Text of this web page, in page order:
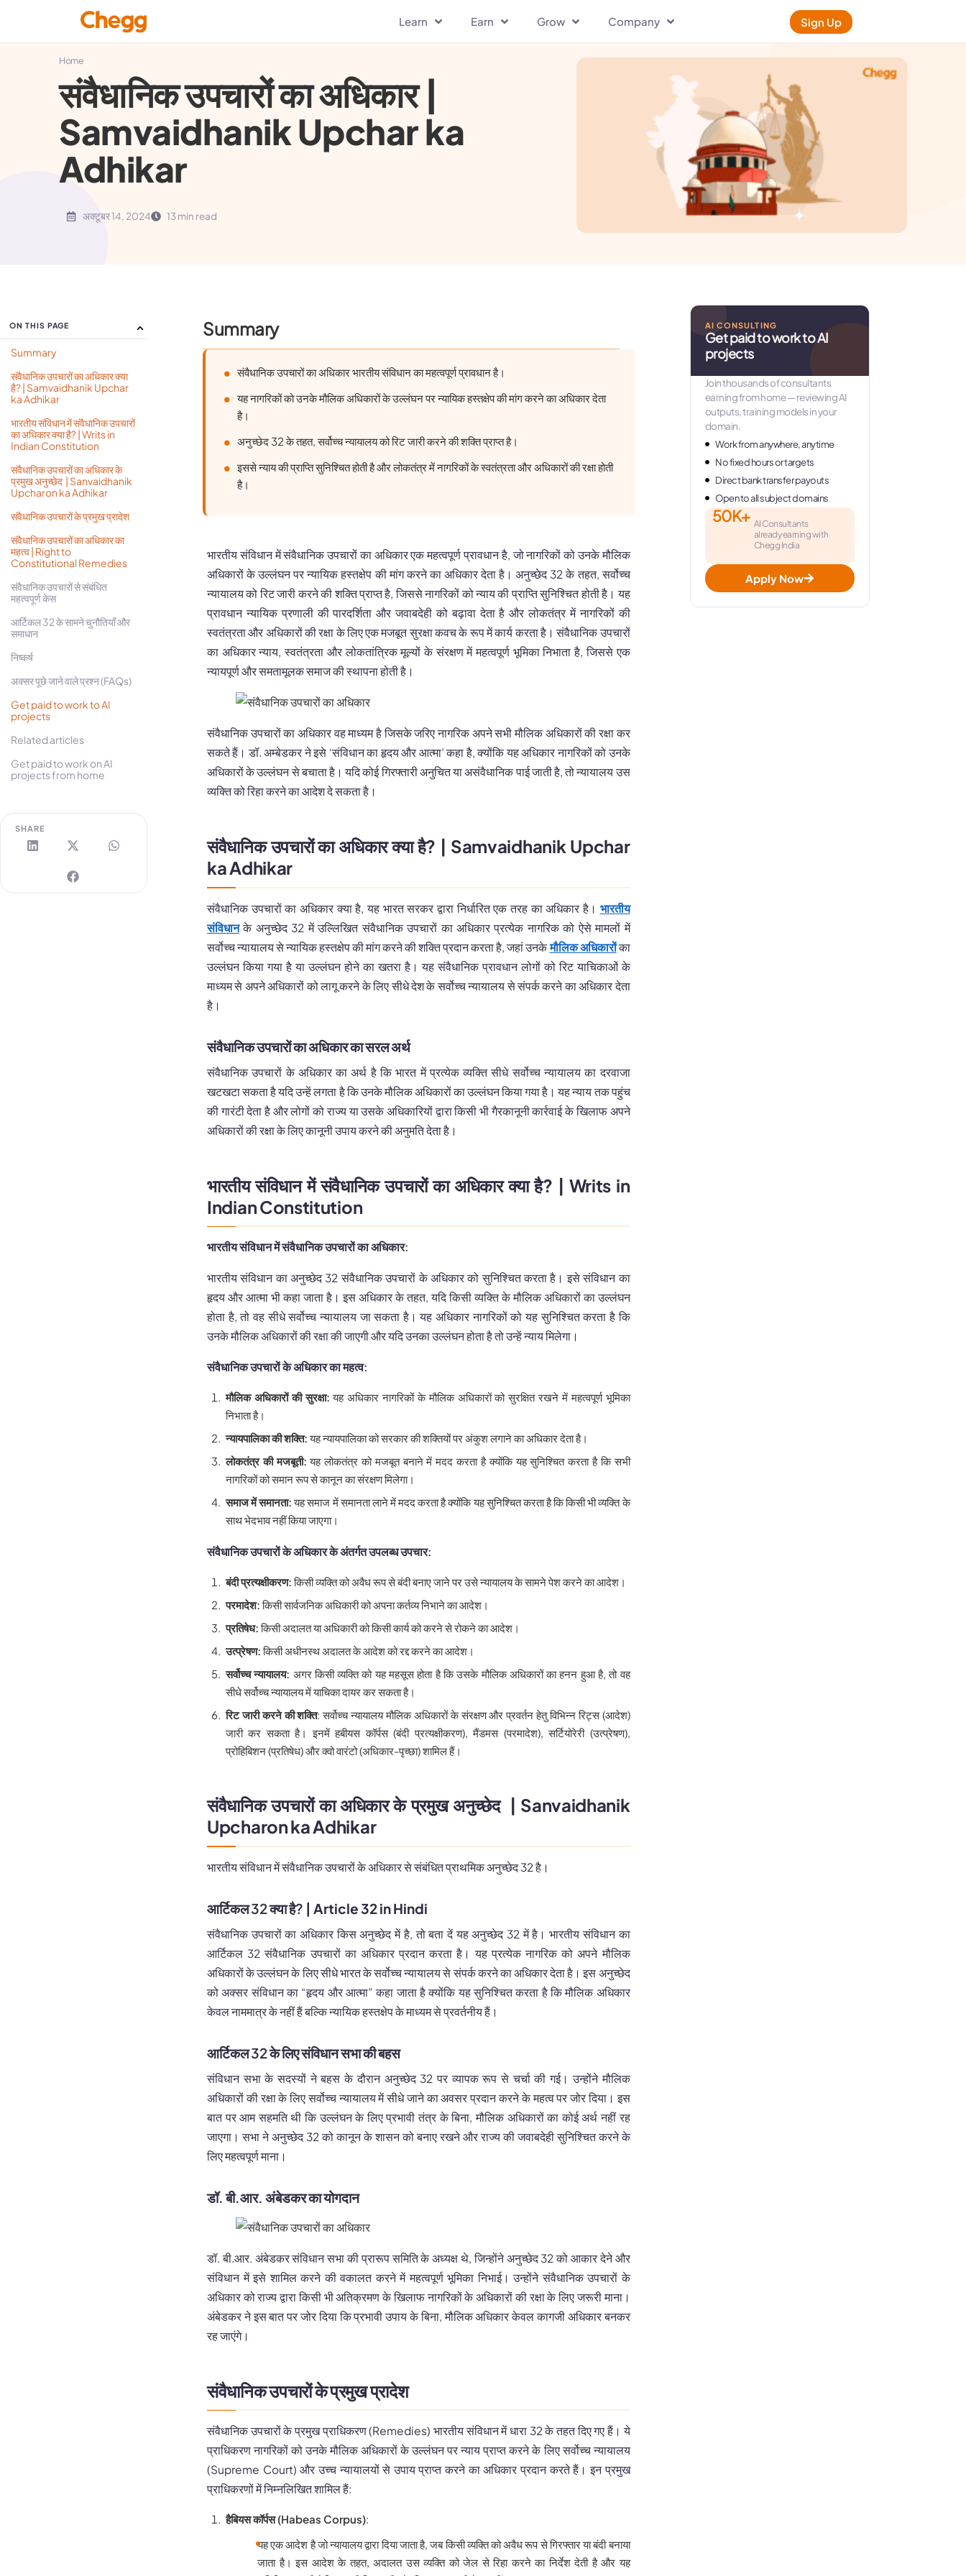
Learn Earn Grow Company Sign Up
Home
संवैधानिक उपचारों का अधिकार |
Samvaidhanik Upchar ka
Adhikar
अक्टूबर 14, 2024 13 min read
ON THIS PAGE
Summary
संवैधानिक उपचारों का अधिकार क्या
है? | Samvaidhanik Upchar
ka Adhikar
भारतीय संविधान में संवैधानिक उपचारों
का अधिकार क्या है? | Writs in
Indian Constitution
संवैधानिक उपचारों का अधिकार के
प्रमुख अनुच्छेद | Sanvaidhanik
Upcharon ka Adhikar
संवैधानिक उपचारों के प्रमुख प्रादेश
संवैधानिक उपचारों का अधिकार का
महत्व | Right to
Constitutional Remedies
संवैधानिक उपचारों से संबंधित
महत्वपूर्ण केस
आर्टिकल 32 के सामने चुनौतियाँ और
समाधान
निष्कर्ष
अक्सर पूछे जाने वाले प्रश्न (FAQs)
Get paid to work to AI
projects
Related articles
Get paid to work on AI
projects from home
SHARE
Summary
संवैधानिक उपचारों का अधिकार भारतीय संविधान का महत्वपूर्ण प्रावधान है।
यह नागरिकों को उनके मौलिक अधिकारों के उल्लंघन पर न्यायिक हस्तक्षेप की मांग करने का अधिकार देता
है।
अनुच्छेद 32 के तहत, सर्वोच्च न्यायालय को रिट जारी करने की शक्ति प्राप्त है।
इससे न्याय की प्राप्ति सुनिश्चित होती है और लोकतंत्र में नागरिकों के स्वतंत्रता और अधिकारों की रक्षा होती
है।
भारतीय संविधान में संवैधानिक उपचारों का अधिकार एक महत्वपूर्ण प्रावधान है, जो नागरिकों को उनके मौलिक
अधिकारों के उल्लंघन पर न्यायिक हस्तक्षेप की मांग करने का अधिकार देता है। अनुच्छेद 32 के तहत, सर्वोच्च
न्यायालय को रिट जारी करने की शक्ति प्राप्त है, जिससे नागरिकों को न्याय की प्राप्ति सुनिश्चित होती है। यह
प्रावधान न्यायिक प्रणाली की पारदर्शिता और जवाबदेही को बढ़ावा देता है और लोकतंत्र में नागरिकों की
स्वतंत्रता और अधिकारों की रक्षा के लिए एक मजबूत सुरक्षा कवच के रूप में कार्य करता है। संवैधानिक उपचारों
का अधिकार न्याय, स्वतंत्रता और लोकतांत्रिक मूल्यों के संरक्षण में महत्वपूर्ण भूमिका निभाता है, जिससे एक
न्यायपूर्ण और समतामूलक समाज की स्थापना होती है।
संवैधानिक उपचारों का अधिकार वह माध्यम है जिसके जरिए नागरिक अपने सभी मौलिक अधिकारों की रक्षा कर
सकते हैं। डॉ. अम्बेडकर ने इसे ‘संविधान का हृदय और आत्मा’ कहा है, क्योंकि यह अधिकार नागरिकों को उनके
अधिकारों के उल्लंघन से बचाता है। यदि कोई गिरफ्तारी अनुचित या असंवैधानिक पाई जाती है, तो न्यायालय उस
व्यक्ति को रिहा करने का आदेश दे सकता है।
संवैधानिक उपचारों का अधिकार क्या है? | Samvaidhanik Upchar
ka Adhikar
संवैधानिक उपचारों का अधिकार क्या है, यह भारत सरकर द्वारा निर्धारित एक तरह का अधिकार है। भारतीय
संविधानके अनुच्छेद 32 में उल्लिखित संवैधानिक उपचारों का अधिकार प्रत्येक नागरिक को ऐसे मामलों में
सर्वोच्च न्यायालय से न्यायिक हस्तक्षेप की मांग करने की शक्ति प्रदान करता है, जहां उनकेमौलिक अधिकारोंका
उल्लंघन किया गया है या उल्लंघन होने का खतरा है। यह संवैधानिक प्रावधान लोगों को रिट याचिकाओं के
माध्यम से अपने अधिकारों को लागू करने के लिए सीधे देश के सर्वोच्च न्यायालय से संपर्क करने का अधिकार देता
है।
संवैधानिक उपचारों का अधिकार का सरल अर्थ
संवैधानिक उपचारों के अधिकार का अर्थ है कि भारत में प्रत्येक व्यक्ति सीधे सर्वोच्च न्यायालय का दरवाजा
खटखटा सकता है यदि उन्हें लगता है कि उनके मौलिक अधिकारों का उल्लंघन किया गया है। यह न्याय तक पहुंच
की गारंटी देता है और लोगों को राज्य या उसके अधिकारियों द्वारा किसी भी गैरकानूनी कार्रवाई के खिलाफ अपने
अधिकारों की रक्षा के लिए कानूनी उपाय करने की अनुमति देता है।
भारतीय संविधान में संवैधानिक उपचारों का अधिकार क्या है? | Writs in
Indian Constitution
भारतीय संविधान में संवैधानिक उपचारों का अधिकार:
भारतीय संविधान का अनुच्छेद 32 संवैधानिक उपचारों के अधिकार को सुनिश्चित करता है। इसे संविधान का
हृदय और आत्मा भी कहा जाता है। इस अधिकार के तहत, यदि किसी व्यक्ति के मौलिक अधिकारों का उल्लंघन
होता है, तो वह सीधे सर्वोच्च न्यायालय जा सकता है। यह अधिकार नागरिकों को यह सुनिश्चित करता है कि
उनके मौलिक अधिकारों की रक्षा की जाएगी और यदि उनका उल्लंघन होता है तो उन्हें न्याय मिलेगा।
संवैधानिक उपचारों के अधिकार का महत्व:
मौलिक अधिकारों की सुरक्षा: यह अधिकार नागरिकों के मौलिक अधिकारों को सुरक्षित रखने में महत्वपूर्ण भूमिका
निभाता है।
न्यायपालिका की शक्ति:यह न्यायपालिका को सरकार की शक्तियों पर अंकुश लगाने का अधिकार देता है।
लोकतंत्र की मजबूती: यह लोकतंत्र को मजबूत बनाने में मदद करता है क्योंकि यह सुनिश्चित करता है कि सभी
नागरिकों को समान रूप से कानून का संरक्षण मिलेगा।
समाज में समानता:यह समाज में समानता लाने में मदद करता है क्योंकि यह सुनिश्चित करता है कि किसी भी व्यक्ति के
साथ भेदभाव नहीं किया जाएगा।
संवैधानिक उपचारों के अधिकार के अंतर्गत उपलब्ध उपचार:
बंदी प्रत्यक्षीकरण:किसी व्यक्ति को अवैध रूप से बंदी बनाए जाने पर उसे न्यायालय के सामने पेश करने का आदेश।
परमादेश:किसी सार्वजनिक अधिकारी को अपना कर्तव्य निभाने का आदेश।
प्रतिषेध:किसी अदालत या अधिकारी को किसी कार्य को करने से रोकने का आदेश।
उत्प्रेषण:किसी अधीनस्थ अदालत के आदेश को रद्द करने का आदेश।
सर्वोच्च न्यायालय: अगर किसी व्यक्ति को यह महसूस होता है कि उसके मौलिक अधिकारों का हनन हुआ है, तो वह
सीधे सर्वोच्च न्यायालय में याचिका दायर कर सकता है।
रिट जारी करने की शक्ति: सर्वोच्च न्यायालय मौलिक अधिकारों के संरक्षण और प्रवर्तन हेतु विभिन्न रिट्स (आदेश)
जारी कर सकता है। इनमें हबीयस कॉर्पस (बंदी प्रत्यक्षीकरण), मैंडमस (परमादेश), सर्टियोरेरी (उत्प्रेषण),
प्रोहिबिशन (प्रतिषेध) और क्वो वारंटो (अधिकार-पृच्छा) शामिल हैं।
संवैधानिक उपचारों का अधिकार के प्रमुख अनुच्छेद | Sanvaidhanik
Upcharon ka Adhikar
भारतीय संविधान में संवैधानिक उपचारों के अधिकार से संबंधित प्राथमिक अनुच्छेद 32 है।
आर्टिकल 32 क्या है? | Article 32 in Hindi
संवैधानिक उपचारों का अधिकार किस अनुच्छेद में है, तो बता दें यह अनुच्छेद 32 में है। भारतीय संविधान का
आर्टिकल 32 संवैधानिक उपचारों का अधिकार प्रदान करता है। यह प्रत्येक नागरिक को अपने मौलिक
अधिकारों के उल्लंघन के लिए सीधे भारत के सर्वोच्च न्यायालय से संपर्क करने का अधिकार देता है। इस अनुच्छेद
को अक्सर संविधान का “हृदय और आत्मा” कहा जाता है क्योंकि यह सुनिश्चित करता है कि मौलिक अधिकार
केवल नाममात्र के नहीं हैं बल्कि न्यायिक हस्तक्षेप के माध्यम से प्रवर्तनीय हैं।
आर्टिकल 32 के लिए संविधान सभा की बहस
संविधान सभा के सदस्यों ने बहस के दौरान अनुच्छेद 32 पर व्यापक रूप से चर्चा की गई। उन्होंने मौलिक
अधिकारों की रक्षा के लिए सर्वोच्च न्यायालय में सीधे जाने का अवसर प्रदान करने के महत्व पर जोर दिया। इस
बात पर आम सहमति थी कि उल्लंघन के लिए प्रभावी तंत्र के बिना, मौलिक अधिकारों का कोई अर्थ नहीं रह
जाएगा। सभा ने अनुच्छेद 32 को कानून के शासन को बनाए रखने और राज्य की जवाबदेही सुनिश्चित करने के
लिए महत्वपूर्ण माना।
डॉ. बी.आर. अंबेडकर का योगदान
डॉ. बी.आर. अंबेडकर संविधान सभा की प्रारूप समिति के अध्यक्ष थे, जिन्होंने अनुच्छेद 32 को आकार देने और
संविधान में इसे शामिल करने की वकालत करने में महत्वपूर्ण भूमिका निभाई। उन्होंने संवैधानिक उपचारों के
अधिकार को राज्य द्वारा किसी भी अतिक्रमण के खिलाफ नागरिकों के अधिकारों की रक्षा के लिए जरूरी माना।
अंबेडकर ने इस बात पर जोर दिया कि प्रभावी उपाय के बिना, मौलिक अधिकार केवल कागजी अधिकार बनकर
रह जाएंगे।
संवैधानिक उपचारों के प्रमुख प्रादेश
संवैधानिक उपचारों के प्रमुख प्राधिकरण (Remedies) भारतीय संविधान में धारा 32 के तहत दिए गए हैं। ये
प्राधिकरण नागरिकों को उनके मौलिक अधिकारों के उल्लंघन पर न्याय प्राप्त करने के लिए सर्वोच्च न्यायालय
(Supreme Court) और उच्च न्यायालयों से उपाय प्राप्त करने का अधिकार प्रदान करते हैं। इन प्रमुख
प्राधिकरणों में निम्नलिखित शामिल हैं:
हैबियस कॉर्पस (Habeas Corpus):
यह एक आदेश है जो न्यायालय द्वारा दिया जाता है, जब किसी व्यक्ति को अवैध रूप से गिरफ्तार या बंदी बनाया
जाता है। इस आदेश के तहत, अदालत उस व्यक्ति को जेल से रिहा करने का निर्देश देती है और यह
AI CONSULTING
Get paid to work to AI
projects
Join thousands of consultants
earning from home — reviewing AI
outputs, training models in your
domain.
Work from anywhere, anytime
No fixed hours or targets
Direct bank transfer payouts
Open to all subject domains
50K+ AI Consultants
already earning with
Chegg India
Apply Now